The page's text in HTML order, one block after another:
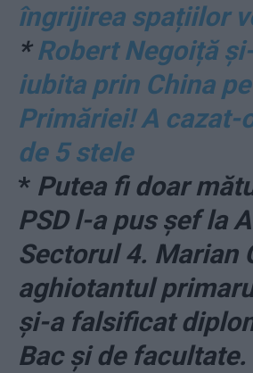
îngrijirea spațiilor
*Robert Negoiță
iubita prin China
Primăriei! A cazat-
de 5 stele
* Putea fi doar
PSD l-a pus șef la
Sectorul 4. Marian
aghiotantul
și-a falsificat
Bac și de facultate.